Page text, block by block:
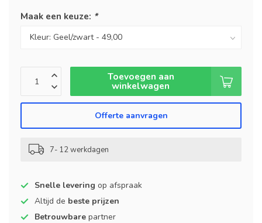
Maak een keuze: *
Toevoegen aan
winkelwagen
Offerte aanvragen
7- 12 werkdagen
Snelle levering op afspraak
Altijd de beste prijzen
Betrouwbare partner